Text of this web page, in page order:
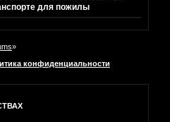
для пожилы
»
конфиденциальности